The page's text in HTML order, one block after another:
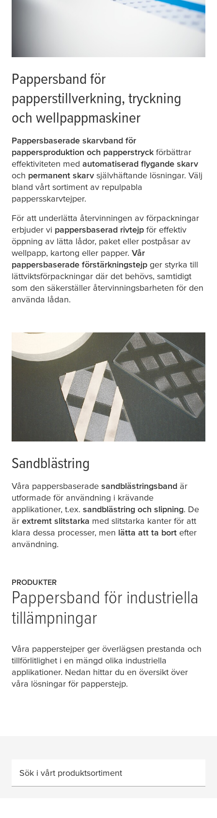
Pappersband för
papperstillverkning, tryckning
och wellpappmaskiner
Pappersbaserade skarvband för
pappersproduktion och papperstryck förbättrar
effektiviteten med automatiserad flygande skarv
och permanent skarv självhäftande lösningar. Välj
bland vårt sortiment av repulpabla
pappersskarvtejper.
För att underlätta återvinningen av förpackningar
erbjuder vi pappersbaserad rivtejp för effektiv
öppning av lätta lådor, paket eller postpåsar av
wellpapp, kartong eller papper. Vår
pappersbaserade förstärkningstejp ger styrka till
lättviktsförpackningar där det behövs, samtidigt
som den säkerställer återvinningsbarheten för den
använda lådan.
Sandblästring
Våra pappersbaserade sandblästringsband är
utformade för användning i krävande
applikationer, t.ex. sandblästring och slipning. De
är extremt slitstarka med slitstarka kanter för att
klara dessa processer, men lätta att ta bort efter
användning.
PRODUKTER
Pappersband för industriella
tillämpningar
Våra papperstejper ger överlägsen prestanda och
tillförlitlighet i en mängd olika industriella
applikationer. Nedan hittar du en översikt över
våra lösningar för papperstejp.
Sök i vårt produktsortiment